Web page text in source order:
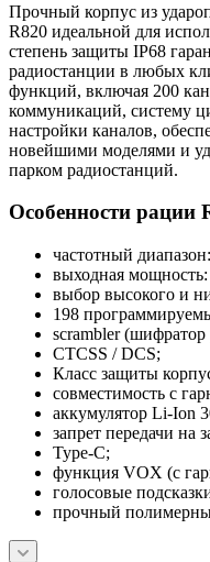
Прочный корпус из
R820 идеальной для
степень защиты IP68
радиостанции в любых
функций, включая 200
коммуникаций, систему
настройки каналов,
новейшими моделями и
парком радиостанций.
Особенности рации
частотный
выходная мощность:
выбор высокого и
198
scrambler (шифратор
CTCSS / DCS;
Класс защиты
совместимость с
аккумулятор Li-Ion
запрет передачи на
Type-C;
функция VOX (с
голосовые
прочный